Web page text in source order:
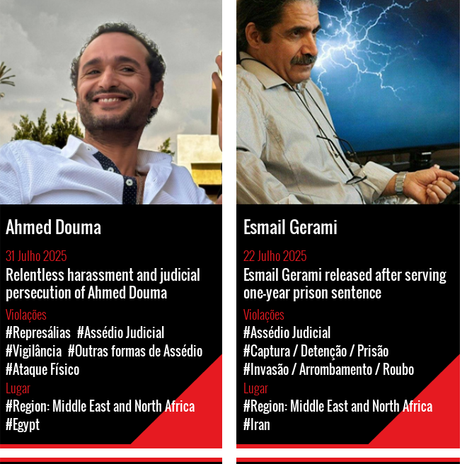
Ahmed Douma
31 Julho 2025
Relentless harassment and judicial
persecution of Ahmed Douma
Violações
#Represálias #Assédio Judicial
#Vigilância #Outras formas de Assédio
#Ataque Físico
Lugar
#Region: Middle East and North Africa
#Egypt
Esmail Gerami
22 Julho 2025
Esmail Gerami released after serving
one-year prison sentence
Violações
#Assédio Judicial
#Captura / Detenção / Prisão
#Invasão / Arrombamento / Roubo
Lugar
#Region: Middle East and North Africa
#Iran